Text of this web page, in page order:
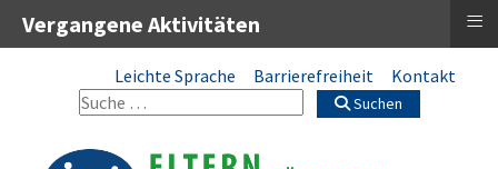
Leichte Sprache Barrierefreiheit Kontakt
Suchen
Vergangene Aktivitäten ≡